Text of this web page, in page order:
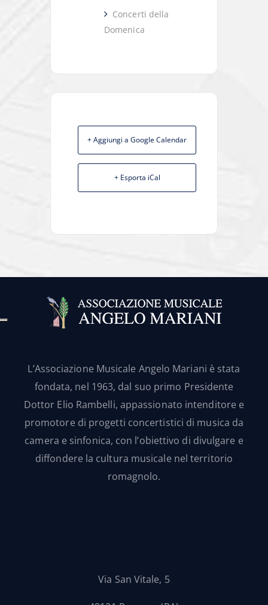
Concerti della
Domenica
+ Aggiungi a Google Calendar
+ Esporta iCal
L’Associazione Musicale Angelo Mariani è stata
fondata, nel 1963, dal suo primo Presidente
Dottor Elio Rambelli, appassionato intenditore e
promotore di progetti concertistici di musica da
camera e sinfonica, con l’obiettivo di divulgare e
diffondere la cultura musicale nel territorio
romagnolo.
Via San Vitale, 5